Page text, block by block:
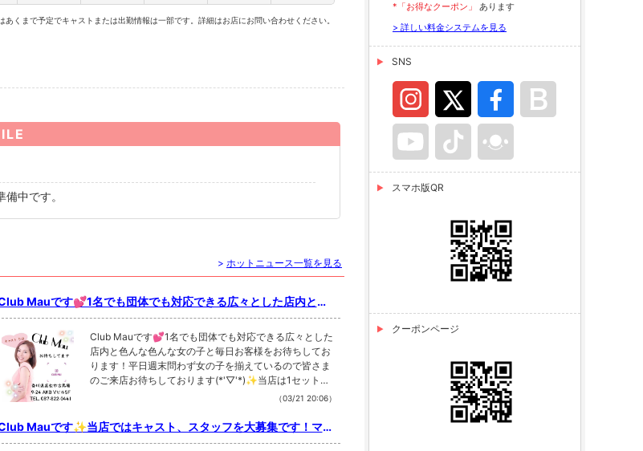
あくまで予定でキャストまたは出勤情報は一部です。詳細はお店にお問い合わせください。
備中です。
> ホットニュース一覧を見る
Mauです💕1名でも団体でも対応できる広々とした店内と色
な色んな女の...
Club Mauです💕1名でも団体でも対応できる広々とした
店内と色んな色んな女の子と毎日お客様をお待ちしてお
ります！平日週末問わず女の子を揃えているので皆さま
のご来店お待ちしております(*'▽'*)✨当店は1セットが5
0分になります✨21時までのご来店は1セット 5,200ye
ります🙇‍♂️飲み放題はアルコール類はバーボン、ブランデ
（03/21 20:06）
Mauです✨当店ではキャスト、スタッフを大募集です！マイ
ンバーやお昼...
*「お得なクーポン」 あります
> 詳しい料金システムを見る
SNS
スマホ版QR
クーポンページ